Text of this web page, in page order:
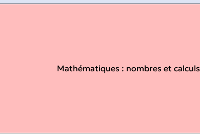
Mathématiques : nombres et calculs